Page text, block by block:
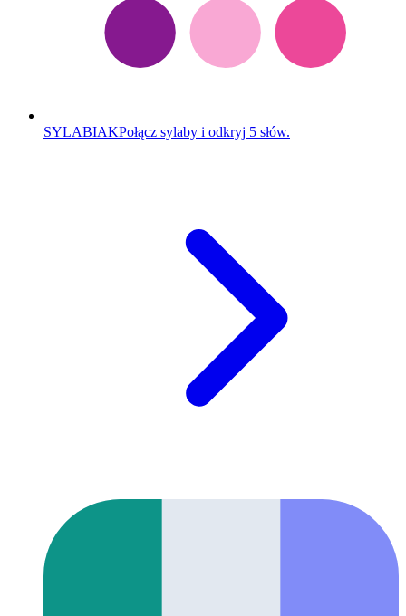
SYLABIAKPołącz sylaby i odkryj 5 słów.